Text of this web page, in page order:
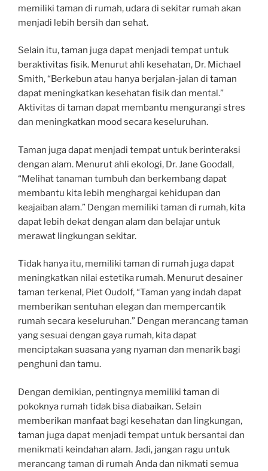
memiliki taman di rumah, udara di sekitar rumah akan
menjadi lebih bersih dan sehat.
Selain itu, taman juga dapat menjadi tempat untuk
beraktivitas fisik. Menurut ahli kesehatan, Dr. Michael
Smith, “Berkebun atau hanya berjalan-jalan di taman
dapat meningkatkan kesehatan fisik dan mental.”
Aktivitas di taman dapat membantu mengurangi stres
dan meningkatkan mood secara keseluruhan.
Taman juga dapat menjadi tempat untuk berinteraksi
dengan alam. Menurut ahli ekologi, Dr. Jane Goodall,
“Melihat tanaman tumbuh dan berkembang dapat
membantu kita lebih menghargai kehidupan dan
keajaiban alam.” Dengan memiliki taman di rumah, kita
dapat lebih dekat dengan alam dan belajar untuk
merawat lingkungan sekitar.
Tidak hanya itu, memiliki taman di rumah juga dapat
meningkatkan nilai estetika rumah. Menurut desainer
taman terkenal, Piet Oudolf, “Taman yang indah dapat
memberikan sentuhan elegan dan mempercantik
rumah secara keseluruhan.” Dengan merancang taman
yang sesuai dengan gaya rumah, kita dapat
menciptakan suasana yang nyaman dan menarik bagi
penghuni dan tamu.
Dengan demikian, pentingnya memiliki taman di
pokoknya rumah tidak bisa diabaikan. Selain
memberikan manfaat bagi kesehatan dan lingkungan,
taman juga dapat menjadi tempat untuk bersantai dan
menikmati keindahan alam. Jadi, jangan ragu untuk
merancang taman di rumah Anda dan nikmati semua